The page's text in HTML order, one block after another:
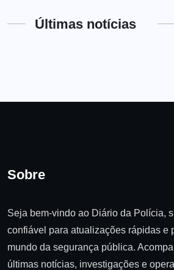
Últimas notícias
Sobre
Seja bem-vindo ao Diário da Polícia,
confiável para atualizações rápidas e
mundo da segurança pública.
últimas notícias, investigações e